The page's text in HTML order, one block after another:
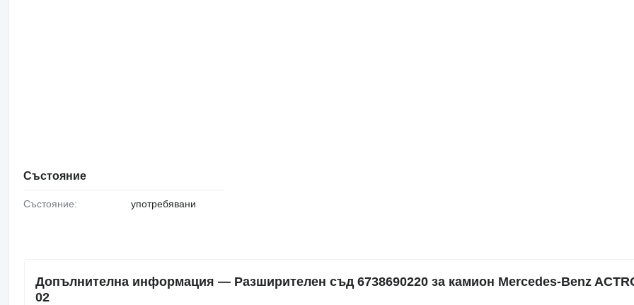
Състояние
Състояние: употребявани
Допълнителна информация — Разширителен съд 6738690220 за камион Mercedes-Benz
02